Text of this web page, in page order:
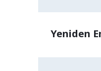
Yeniden